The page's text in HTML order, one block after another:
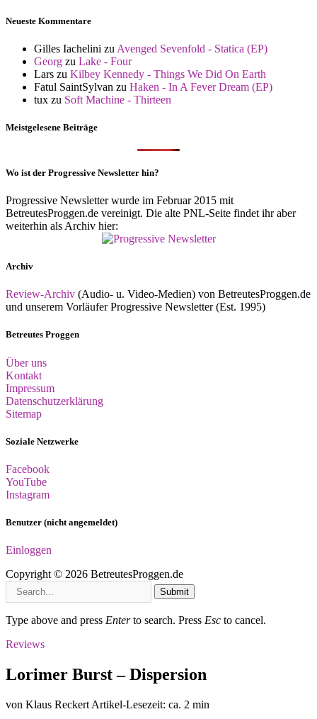
Neueste Kommentare
Gilles Iachelini zu Avenged Sevenfold - Statica (EP)
Georg zu Lake - Four
Lars zu Kilbey Kennedy - Things We Did On Earth
Fatul SaintSylvan zu Haken - In A Fever Dream (EP)
tux zu Soft Machine - Thirteen
Meistgelesene Beiträge
Wo ist der Progressive Newsletter hin?
Progressive Newsletter wurde im Februar 2015 mit
BetreutesProggen.de vereinigt. Die alte PNL-Seite findet ihr aber
weiterhin als Archiv hier:
Archiv
Review-Archiv (Audio- u. Video-Medien) von BetreutesProggen.de
und unserem Vorläufer Progressive Newsletter (Est. 1995)
Betreutes Proggen
Über uns
Kontakt
Impressum
Datenschutzerklärung
Sitemap
Soziale Netzwerke
Facebook
YouTube
Instagram
Benutzer (nicht angemeldet)
Einloggen
Copyright © 2026 BetreutesProggen.de
Submit
Type above and press Enterto search. Press Esc to cancel.
Reviews
Lorimer Burst – Dispersion
von Klaus Reckert Artikel-Lesezeit: ca. 2 min